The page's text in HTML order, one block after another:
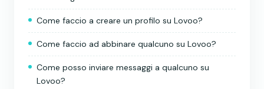
Come faccio a creare un profilo su Lovoo?
Come faccio ad abbinare qualcuno su Lovoo?
Come posso inviare messaggi a qualcuno su
Lovoo?